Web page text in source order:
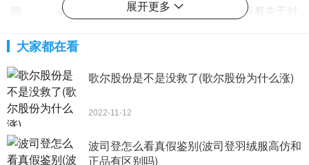
展开更多
大家都在看
歌尔股份是不是没救了(歌尔股份为什么涨)
2022-11-12
波司登怎么看真假鉴别(波司登羽绒服高仿和
正品有区别吗)